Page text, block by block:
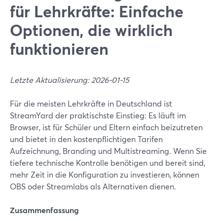
für Lehrkräfte: Einfache
Optionen, die wirklich
funktionieren
Letzte Aktualisierung: 2026-01-15
Für die meisten Lehrkräfte in Deutschland ist
StreamYard der praktischste Einstieg: Es läuft im
Browser, ist für Schüler und Eltern einfach beizutreten
und bietet in den kostenpflichtigen Tarifen
Aufzeichnung, Branding und Multistreaming. Wenn Sie
tiefere technische Kontrolle benötigen und bereit sind,
mehr Zeit in die Konfiguration zu investieren, können
OBS oder Streamlabs als Alternativen dienen.
Zusammenfassung